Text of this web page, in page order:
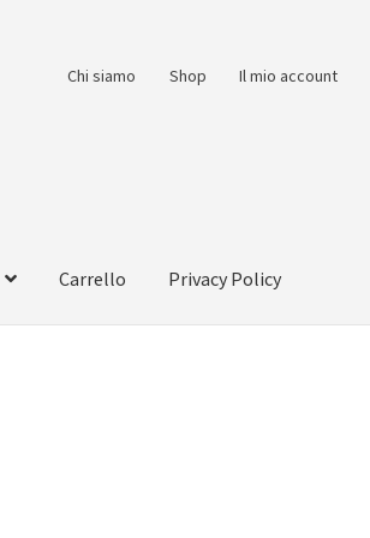
Chi siamo Shop Il mio account
Carrello Privacy Policy